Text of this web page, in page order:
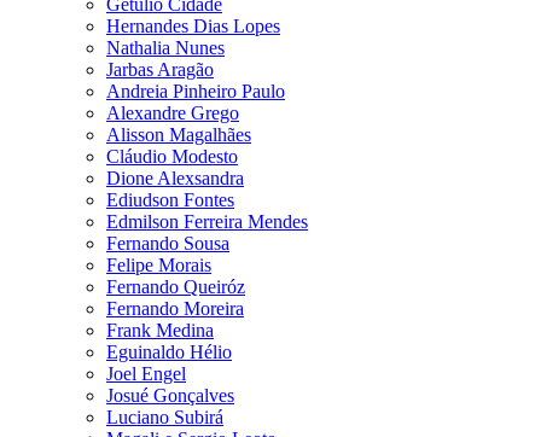
Getúlio Cidade
Hernandes Dias Lopes
Nathalia Nunes
Jarbas Aragão
Andreia Pinheiro Paulo
Alexandre Grego
Alisson Magalhães
Cláudio Modesto
Dione Alexsandra
Ediudson Fontes
Edmilson Ferreira Mendes
Fernando Sousa
Felipe Morais
Fernando Queiróz
Fernando Moreira
Frank Medina
Eguinaldo Hélio
Joel Engel
Josué Gonçalves
Luciano Subirá